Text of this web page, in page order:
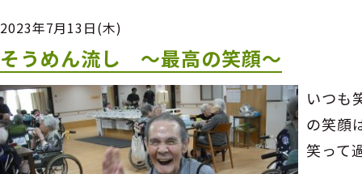
2023年7月13日(木)
そうめん流し ～最高の笑顔～
いつも
の笑顔
笑って